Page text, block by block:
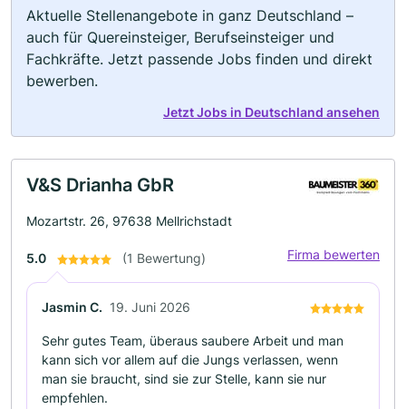
Aktuelle Stellenangebote in ganz Deutschland –
auch für Quereinsteiger, Berufseinsteiger und
Fachkräfte. Jetzt passende Jobs finden und direkt
bewerben.
Jetzt Jobs in Deutschland ansehen
V&S Drianha GbR
Mozartstr. 26, 97638 Mellrichstadt
5.0 (1 Bewertung) Firma bewerten
Jasmin C. 19. Juni 2026
Sehr gutes Team, überaus saubere Arbeit und man
kann sich vor allem auf die Jungs verlassen, wenn
man sie braucht, sind sie zur Stelle, kann sie nur
empfehlen.